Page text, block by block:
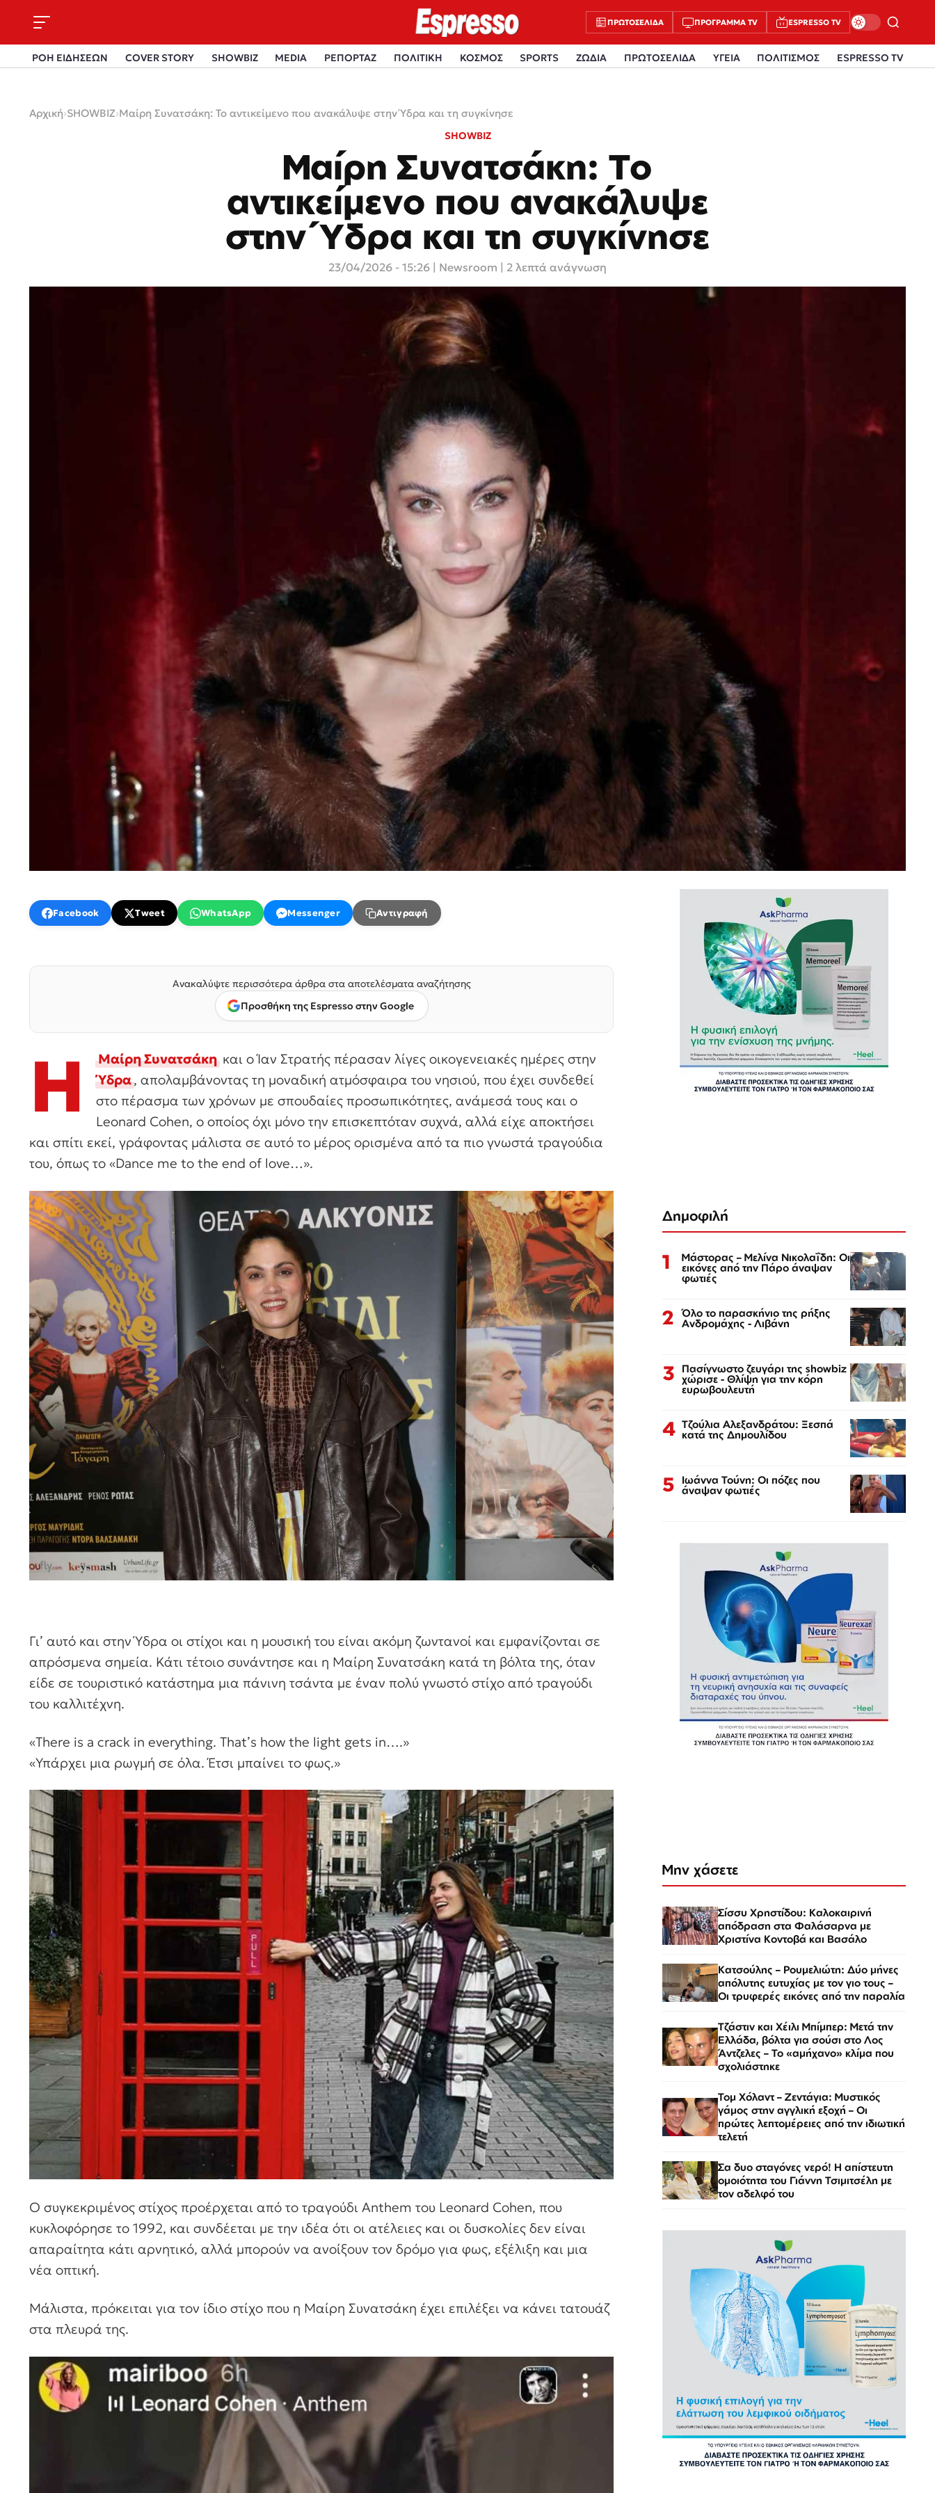
ΠΡΩΤΟΣΈΛΙΔΑ ΠΡΌΓΡΑΜΜΑ TV ESPRESSO TV
ΡΟΗ ΕΙΔΗΣΕΩΝ COVER STORY SHOWBIZ MEDIA ΡΕΠΟΡΤΑΖ ΠΟΛΙΤΙΚΗ ΚΟΣΜΟΣ SPORTS ΖΩΔΙΑ ΠΡΩΤΟΣΕΛΙΔΑ ΥΓΕΙΑ ΠΟΛΙΤΙΣΜΟΣ ESPRESSO TV
Αρχική›SHOWBIZ›Μαίρη Συνατσάκη: Το αντικείμενο που ανακάλυψε στην Ύδρα και τη συγκίνησε
SHOWBIZ
Μαίρη Συνατσάκη: Το
αντικείμενο που ανακάλυψε
στην Ύδρα και τη συγκίνησε
23/04/2026 - 15:26 Newsroom | 2 λεπτά ανάγνωση
Facebook Tweet WhatsApp Messenger Αντιγραφή
Ανακαλύψτε περισσότερα άρθρα στα αποτελέσματα αναζήτησης
Προσθήκη της Espresso στην Google
Η Μαίρη Συνατσάκηκαι ο Ίαν Στρατής πέρασαν λίγες οικογενειακές ημέρες στην
Ύδρα, απολαμβάνοντας τη μοναδική ατμόσφαιρα του νησιού, που έχει συνδεθεί
στο πέρασμα των χρόνων με σπουδαίες προσωπικότητες, ανάμεσά τους και ο
Leonard Cohen, ο οποίος όχι μόνο την επισκεπτόταν συχνά, αλλά είχε αποκτήσει
και σπίτι εκεί, γράφοντας μάλιστα σε αυτό το μέρος ορισμένα από τα πιο γνωστά τραγούδια
του, όπως το «Dance me to the end of love…».
Γι’ αυτό και στην Ύδρα οι στίχοι και η μουσική του είναι ακόμη ζωντανοί και εμφανίζονται σε
απρόσμενα σημεία. Κάτι τέτοιο συνάντησε και η Μαίρη Συνατσάκη κατά τη βόλτα της, όταν
είδε σε τουριστικό κατάστημα μια πάνινη τσάντα με έναν πολύ γνωστό στίχο από τραγούδι
του καλλιτέχνη.
«There is a crack in everything. That’s how the light gets in….»
«Υπάρχει μια ρωγμή σε όλα. Έτσι μπαίνει το φως.»
Ο συγκεκριμένος στίχος προέρχεται από το τραγούδι Anthem του Leonard Cohen, που
κυκλοφόρησε το 1992, και συνδέεται με την ιδέα ότι οι ατέλειες και οι δυσκολίες δεν είναι
απαραίτητα κάτι αρνητικό, αλλά μπορούν να ανοίξουν τον δρόμο για φως, εξέλιξη και μια
νέα οπτική.
Μάλιστα, πρόκειται για τον ίδιο στίχο που η Μαίρη Συνατσάκη έχει επιλέξει να κάνει τατουάζ
στα πλευρά της.
Δημοφιλή
1 Μάστορας – Μελίνα Νικολαΐδη: Οι
εικόνες από την Πάρο άναψαν
φωτιές
2 Όλο το παρασκήνιο της ρήξης
Ανδρομάχης - Λιβάνη
3 Πασίγνωστο ζευγάρι της showbiz
χώρισε - Θλίψη για την κόρη
ευρωβουλευτή
4 Τζούλια Αλεξανδράτου: Ξεσπά
κατά της Δημουλίδου
5 Ιωάννα Τούνη: Οι πόζες που
άναψαν φωτιές
Μην χάσετε
Σίσσυ Χρηστίδου: Καλοκαιρινή
απόδραση στα Φαλάσαρνα με
Χριστίνα Κοντοβά και Βασάλο
Κατσούλης – Ρουμελιώτη: Δύο μήνες
απόλυτης ευτυχίας με τον γιο τους –
Οι τρυφερές εικόνες από την παραλία
Τζάστιν και Χέιλι Μπίμπερ: Μετά την
Ελλάδα, βόλτα για σούσι στο Λος
Άντζελες – Το «αμήχανο» κλίμα που
σχολιάστηκε
Τομ Χόλαντ – Ζεντάγια: Μυστικός
γάμος στην αγγλική εξοχή – Οι
πρώτες λεπτομέρειες από την ιδιωτική
τελετή
Σα δυο σταγόνες νερό! Η απίστευτη
ομοιότητα του Γιάννη Τσιμιτσέλη με
τον αδελφό του